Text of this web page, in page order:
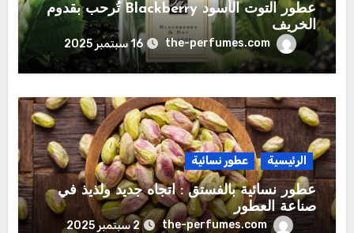
عطور التوت الأسود Blackberry تُرحب بقدوم
الخريف
the-perfumes.com 16 سبتمبر 2025
الرئيسية عطور نسائية
عطور نسائية بالفستق : اتجاه جديد ولذيذ في
صناعة العطور
the-perfumes.com 2 سبتمبر 2025